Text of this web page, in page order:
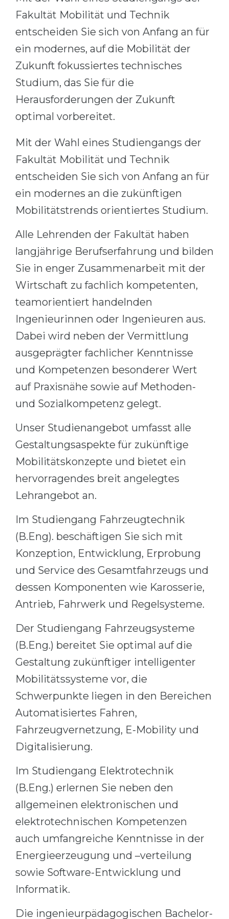
Cities
Fields of Study
Sample Vacancies
RIASEC Test
Successat
100%
Our students successfully enroll in
CONSULTATION!
WE APPLY FOR...
Medicine
Management
Other Field
Kazakhstan
Azerbaijan
BOOK A CONSULTATION
Fakultät Mobilität und Technik
entscheiden Sie sich von Anfang an für
ein modernes, auf die Mobilität der
Zukunft fokussiertes technisches
Studium, das Sie für die
Herausforderungen der Zukunft
optimal vorbereitet.
Mit der Wahl eines Studiengangs der
Fakultät Mobilität und Technik
entscheiden Sie sich von Anfang an für
ein modernes an die zukünftigen
Mobilitätstrends orientiertes Studium.
Alle Lehrenden der Fakultät haben
langjährige Berufserfahrung und bilden
Sie in enger Zusammenarbeit mit der
Wirtschaft zu fachlich kompetenten,
teamorientiert handelnden
Ingenieurinnen oder Ingenieuren aus.
Dabei wird neben der Vermittlung
ausgeprägter fachlicher Kenntnisse
und Kompetenzen besonderer Wert
auf Praxisnähe sowie auf Methoden-
und Sozialkompetenz gelegt.
Unser Studienangebot umfasst alle
Gestaltungsaspekte für zukünftige
Mobilitätskonzepte und bietet ein
hervorragendes breit angelegtes
Lehrangebot an.
Im Studiengang Fahrzeugtechnik
(B.Eng). beschäftigen Sie sich mit
Konzeption, Entwicklung, Erprobung
und Service des Gesamtfahrzeugs und
dessen Komponenten wie Karosserie,
Antrieb, Fahrwerk und Regelsysteme.
Der Studiengang Fahrzeugsysteme
(B.Eng.) bereitet Sie optimal auf die
Gestaltung zukünftiger intelligenter
Mobilitätssysteme vor, die
Schwerpunkte liegen in den Bereichen
Automatisiertes Fahren,
Fahrzeugvernetzung, E-Mobility und
Digitalisierung.
Im Studiengang Elektrotechnik
(B.Eng.) erlernen Sie neben den
allgemeinen elektronischen und
elektrotechnischen Kompetenzen
auch umfangreiche Kenntnisse in der
Energieerzeugung und –verteilung
sowie Software-Entwicklung und
Informatik.
Die ingenieurpädagogischen Bachelor-